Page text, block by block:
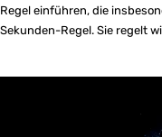
Regel einführen, die
Sekunden-Regel. Sie regelt